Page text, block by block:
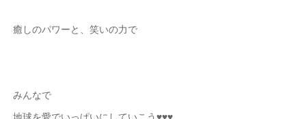
癒しのパワーと、笑いの力で
みんなで
地球を愛でいっぱいにしていこう♥♥♥